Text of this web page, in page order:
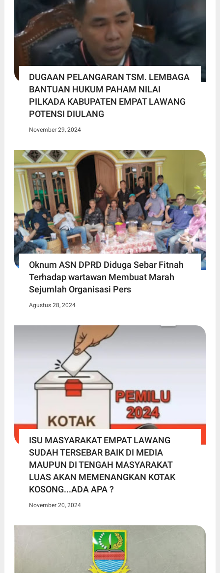
DUGAAN PELANGARAN TSM. LEMBAGA
BANTUAN HUKUM PAHAM NILAI
PILKADA KABUPATEN EMPAT LAWANG
POTENSI DIULANG
November 29, 2024
Oknum ASN DPRD Diduga Sebar Fitnah
Terhadap wartawan Membuat Marah
Sejumlah Organisasi Pers
Agustus 28, 2024
ISU MASYARAKAT EMPAT LAWANG
SUDAH TERSEBAR BAIK DI MEDIA
MAUPUN DI TENGAH MASYARAKAT
LUAS AKAN MEMENANGKAN KOTAK
KOSONG...ADA APA ?
November 20, 2024